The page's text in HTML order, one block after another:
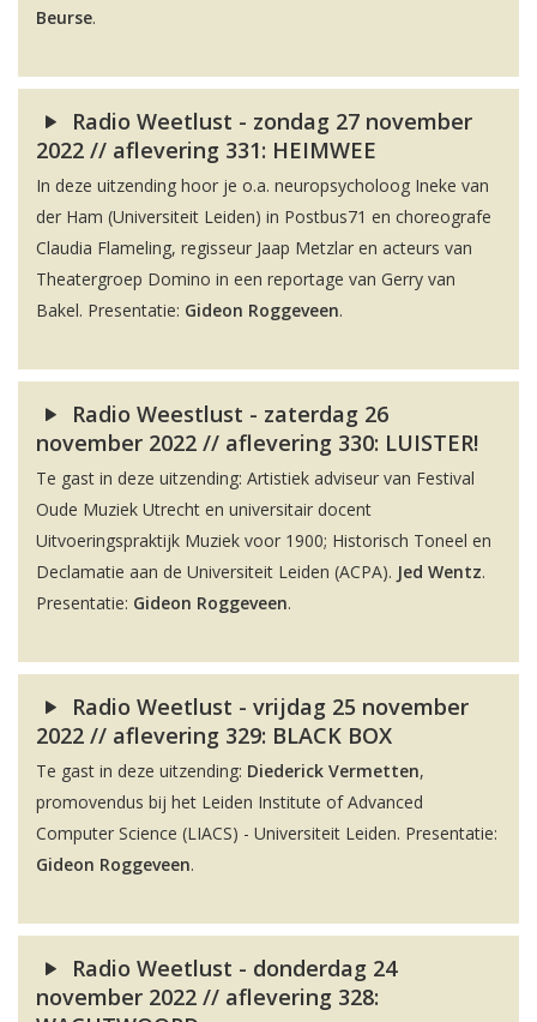
Beurse.
Radio Weetlust - zondag 27 november
2022 // aflevering 331: HEIMWEE
In deze uitzending hoor je o.a. neuropsycholoog Ineke van
der Ham (Universiteit Leiden) in Postbus71 en choreografe
Claudia Flameling, regisseur Jaap Metzlar en acteurs van
Theatergroep Domino in een reportage van Gerry van
Bakel. Presentatie: Gideon Roggeveen.
Radio Weestlust - zaterdag 26
november 2022 // aflevering 330: LUISTER!
Te gast in deze uitzending: Artistiek adviseur van Festival
Oude Muziek Utrecht en universitair docent
Uitvoeringspraktijk Muziek voor 1900; Historisch Toneel en
Declamatie aan de Universiteit Leiden (ACPA). Jed Wentz.
Presentatie: Gideon Roggeveen.
Radio Weetlust - vrijdag 25 november
2022 // aflevering 329: BLACK BOX
Te gast in deze uitzending: Diederick Vermetten,
promovendus bij het Leiden Institute of Advanced
Computer Science (LIACS) - Universiteit Leiden. Presentatie:
Gideon Roggeveen.
Radio Weetlust - donderdag 24
november 2022 // aflevering 328: